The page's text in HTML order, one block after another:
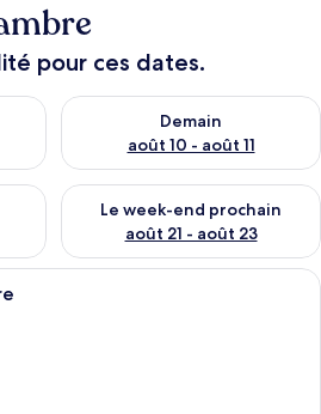
pour ces dates.
ce soir août 9 - août 10
Demain
août 10 - août 11
Vérifier la disponibilité pour
ce week-end août 14 - août 16
Le week-end prochain
août 21 - août 23
Vérifier la disponibilité pour
Une chambre spacieuse avec un